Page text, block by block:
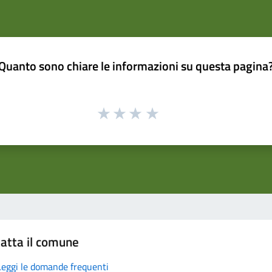
sono chiare le informazioni su questa
il comune
le domande frequenti